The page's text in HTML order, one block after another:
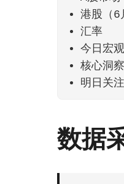
港股（6
汇率
今日宏
核心洞察
明日关注
数据